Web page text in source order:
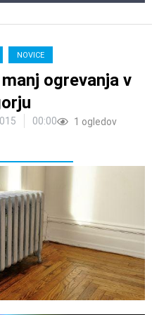
NOVICE
ogrevanja v
00:00 1 ogledov